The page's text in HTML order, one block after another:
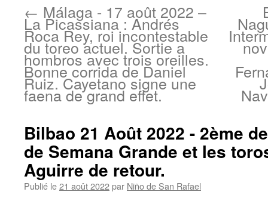
← Málaga - 17 août 2022 –
La Picassiana : Andrés
Roca Rey, roi incontestable
du toreo actuel. Sortie a
hombros avec trois oreilles.
Bonne corrida de Daniel
Ruiz. Cayetano signe une
faena de grand effet.
Bilbao 21 Août 2022 - 2ème
de Semana Grande et les
Aguirre de retour.
Publié le21 août 2022par Niño de San Rafael